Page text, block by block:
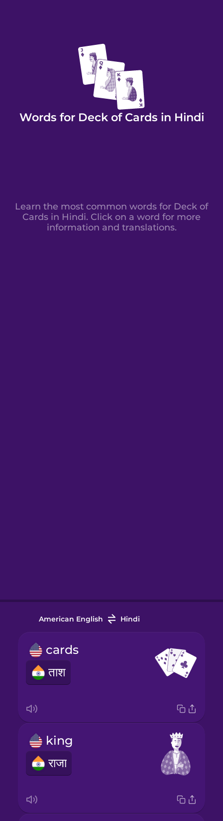
Words for Deck of Cards in Hindi
Learn the most common words for Deck of
Cards in Hindi. Click on a word for more
information and translations.
American English Hindi
cards
ताश
king
राजा